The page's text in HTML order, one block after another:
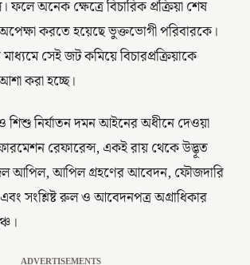
অনেক ক্ষেত্রে বিচারিক প্রক্রিয়া শেষ
করতে হয়েছে ভুক্তভোগী পরিবারকে।
সেই জট কমিয়ে বিচারপ্রক্রিয়াকে
করা হচ্ছে।
ও শিশু নির্যাতন দমন আইনের অধীনে দেওয়া
রেফারেন্স, একই রায় থেকে উদ্ভূত
আপিল, আপিল গ্রহণের আবেদন, ফৌজদারি
সংশ্লিষ্ট রুল ও আবেদনপত্র অগ্রাধিকার
ADVERTISEMENTS